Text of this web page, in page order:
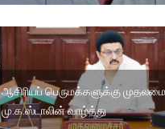
ஆசிரியப் பெருமக்களுக்கு
மு.க.ஸ்டாலின் வாழ்த்து